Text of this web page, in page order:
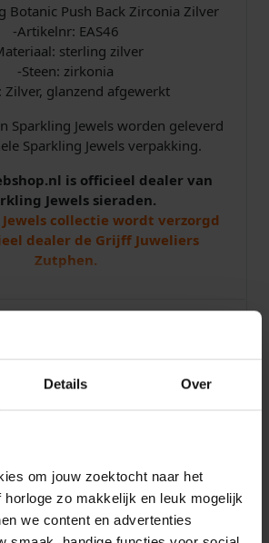
Details Over
om jouw zoektocht naar het
horloge zo makkelijk en leuk mogelijk
we content en advertenties
Botanic Push Back Zirconia Zilver
-Artikelnr: EAS46
sterling zilver
-Steen: zirkonia
Zilver, glanzend afgewerkt
Sparkling Jewels worden geleverd
Sparkling Jewels verpakking.
is officieel dealer van
Jewels sieraden.
collectie wordt verzorgd
dealer de Grijff Juweliers
Zutphen.
Jewels
SPARKLING JEWELS